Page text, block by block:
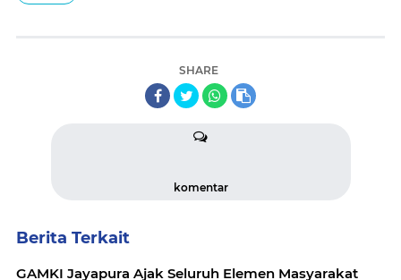
SHARE
komentar
Berita Terkait
GAMKI Jayapura Ajak Seluruh Elemen Masyarakat